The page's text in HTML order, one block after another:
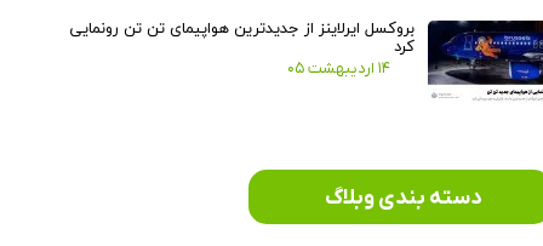
بروکسل ایرلاینز از جدیدترین هواپیمای تن تن رونمایی
کرد
۱۴ اردیبهشت ۰۵
دسته بندی وبلاگ